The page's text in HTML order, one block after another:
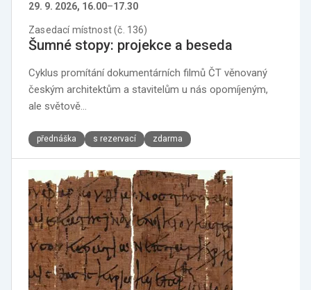
29. 9. 2026, 16.00–17.30
Zasedací místnost (č. 136)
Šumné stopy: projekce a beseda
Cyklus promítání dokumentárních filmů ČT věnovaný
českým architektům a stavitelům u nás opomíjeným,
ale světově…
přednáška s rezervací zdarma